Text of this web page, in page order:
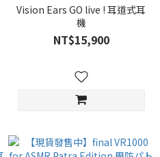
Vision Ears GO live ! 耳道式耳
機
NT$15,900